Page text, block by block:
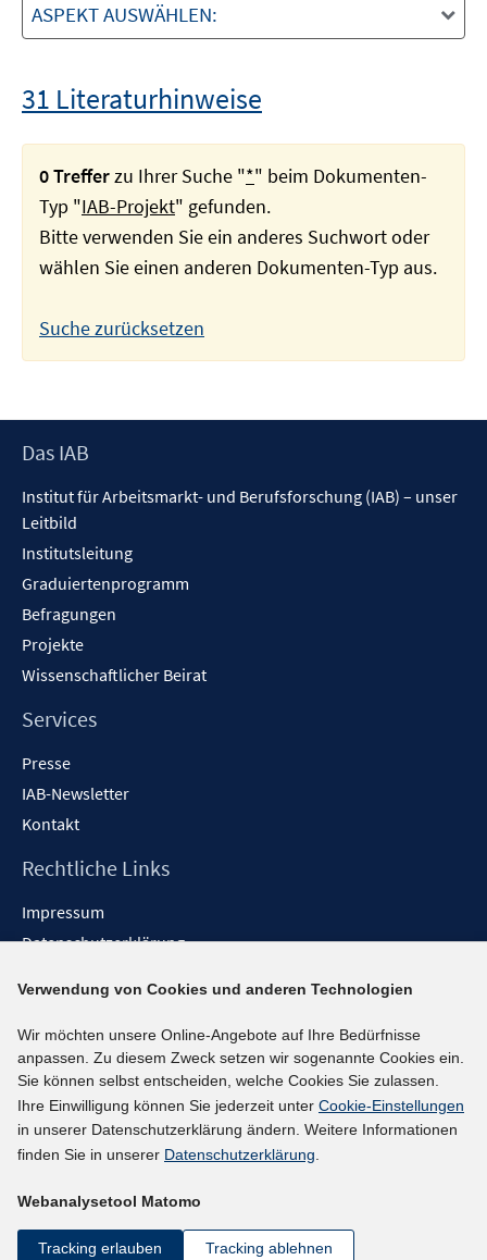
ASPEKT AUSWÄHLEN:
31 Literaturhinweise
0 Trefferzu Ihrer Suche "*" beim Dokumenten-
Typ "IAB-Projekt" gefunden.
Bitte verwenden Sie ein anderes Suchwort oder
wählen Sie einen anderen Dokumenten-Typ aus.
Suche zurücksetzen
Footer
Das IAB
Institut für Arbeitsmarkt- und Berufsforschung (IAB) – unser
Leitbild
Institutsleitung
Graduiertenprogramm
Befragungen
Projekte
Wissenschaftlicher Beirat
Services
Presse
IAB-Newsletter
Kontakt
Rechtliche Links
Impressum
Datenschutzerklärung
Barrieren melden
Social-Media-Kanäle
BlueSky
YouTube
LinkedIn
kununu
Netiquette
Verwendung von Cookies und anderen Technologien
Wir möchten unsere Online-Angebote auf Ihre Bedürfnisse
anpassen. Zu diesem Zweck setzen wir sogenannte Cookies ein.
Sie können selbst entscheiden, welche Cookies Sie zulassen.
Ihre Einwilligung können Sie jederzeit unter Cookie-Einstellungen
in unserer Datenschutzerklärung ändern. Weitere Informationen
finden Sie in unserer Datenschutzerklärung.
Webanalysetool Matomo
Tracking erlauben Tracking ablehnen